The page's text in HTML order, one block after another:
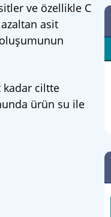
ve özellikle C
asit
kadar ciltte
ürün su ile